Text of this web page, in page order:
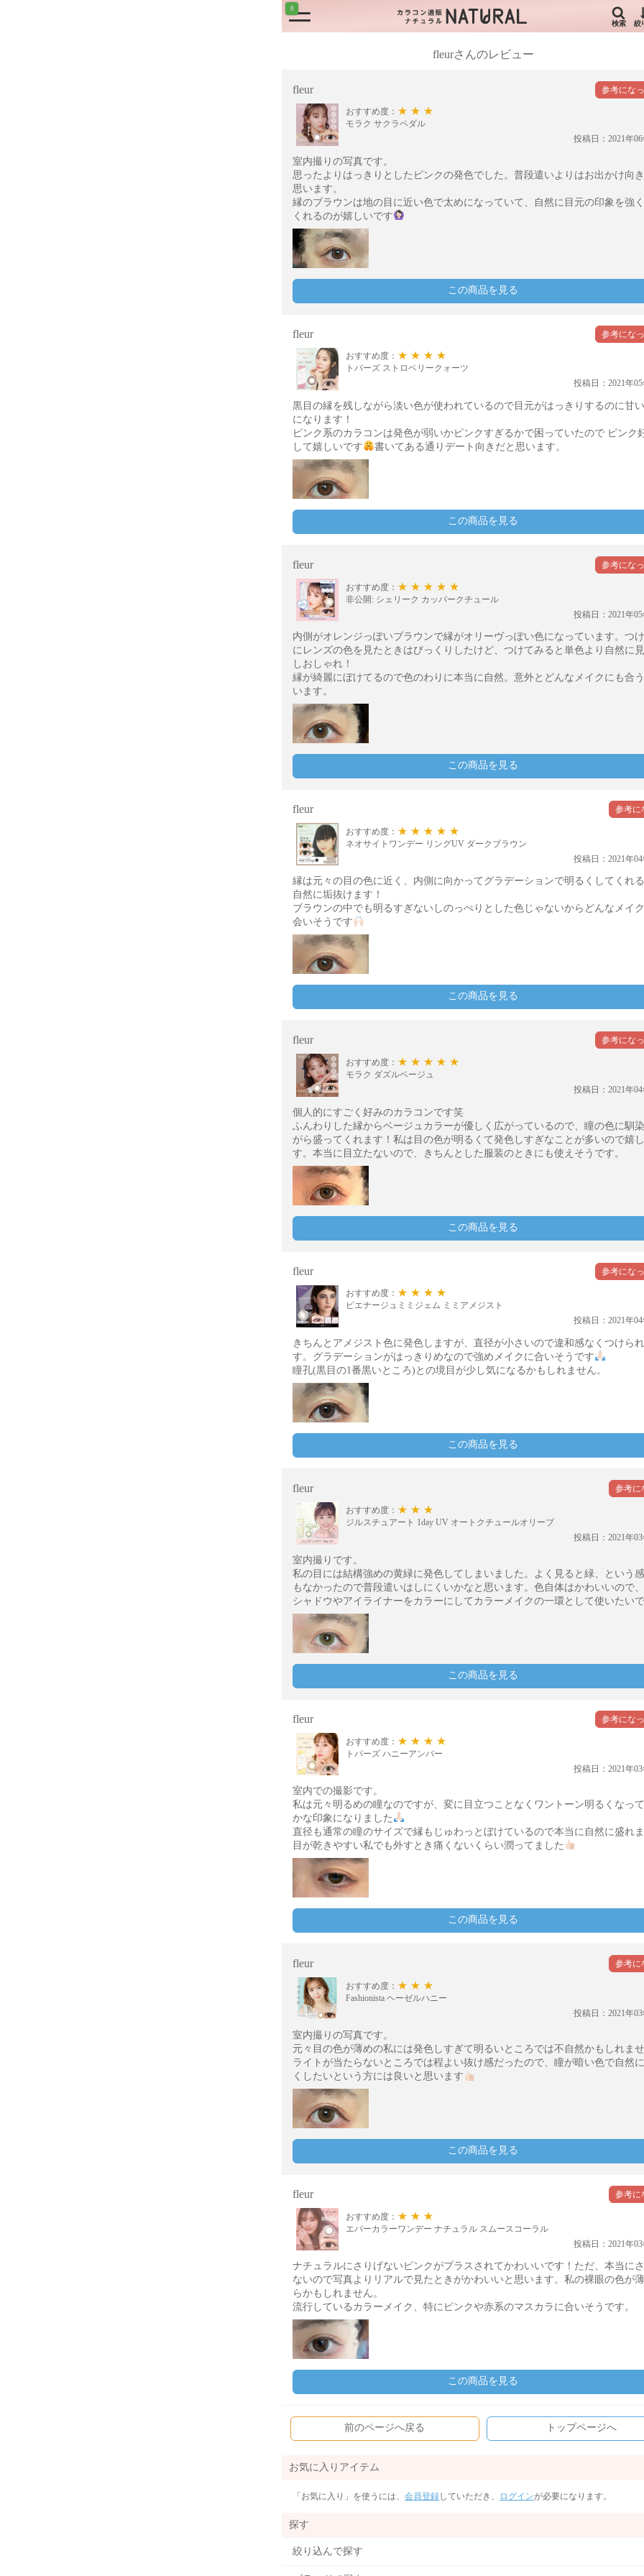
検索 絞
8
fleurさんのレビュー
fleur
おすすめ度： ★★★
モラク サクラペダル
投稿日：2021年06
室内撮りの写真です。
思ったよりはっきりとしたピンクの発色でした。普段遣いよりはお出かけ向
思います。
縁のブラウンは地の目に近い色で太めになっていて、自然に目元の印象を強
くれるのが嬉しいです
この商品を見る
fleur
おすすめ度： ★★★★
トパーズ ストロベリークォーツ
投稿日：2021年05
黒目の縁を残しながら淡い色が使われているので目元がはっきりするのに甘
になります！
ピンク系のカラコンは発色が弱いかピンクすぎるかで困っていたので ピンク
して嬉しいです
書いてある通りデート向きだと思います。
この商品を見る
fleur
おすすめ度： ★★★★★
非公開: シェリーク カッパークチュール
投稿日：2021年05
内側がオレンジっぽいブラウンで縁がオリーヴっぽい色になっています。つ
にレンズの色を見たときはびっくりしたけど、つけてみると単色より自然に
しおしゃれ！
縁が綺麗にぼけてるので色のわりに本当に自然。意外とどんなメイクにも合
います。
この商品を見る
fleur
おすすめ度： ★★★★★
ネオサイトワンデー リングUV ダークブラウン
投稿日：2021年04
縁は元々の目の色に近く、内側に向かってグラデーションで明るくしてくれ
自然に垢抜けます！
ブラウンの中でも明るすぎないしのっぺりとした色じゃないからどんなメイ
会いそうです
この商品を見る
fleur
おすすめ度： ★★★★★
モラク ダズルベージュ
投稿日：2021年04
個人的にすごく好みのカラコンです笑
ふんわりした縁からベージュカラーが優しく広がっているので、瞳の色に馴
がら盛ってくれます！私は目の色が明るくて発色しすぎなことが多いので嬉
す。本当に目立たないので、きちんとした服装のときにも使えそうです。
この商品を見る
fleur
おすすめ度： ★★★★
ピエナージュミミジェム ミミアメジスト
投稿日：2021年04
きちんとアメジスト色に発色しますが、直径が小さいので違和感なくつけら
す。グラデーションがはっきりめなので強めメイクに合いそうです
瞳孔(黒目の1番黒いところ)との境目が少し気になるかもしれません。
この商品を見る
fleur
おすすめ度： ★★★
ジルスチュアート 1day UV オートクチュールオリーブ
投稿日：2021年03
室内撮りです。
私の目には結構強めの黄緑に発色してしまいました。よく見ると緑、という
もなかったので普段遣いはしにくいかなと思います。色自体はかわいいので
シャドウやアイライナーをカラーにしてカラーメイクの一環として使いたいで
この商品を見る
fleur
おすすめ度： ★★★★
トパーズ ハニーアンバー
投稿日：2021年03
室内での撮影です。
私は元々明るめの瞳なのですが、変に目立つことなくワントーン明るくなっ
かな印象になりました
直径も通常の瞳のサイズで縁もじゅわっとぼけているので本当に自然に盛れま
目が乾きやすい私でも外すとき痛くないくらい潤ってました
この商品を見る
fleur
おすすめ度： ★★★
Fashionista ヘーゼルハニー
投稿日：2021年03
室内撮りの写真です。
元々目の色が薄めの私には発色しすぎて明るいところでは不自然かもしれませ
ライトが当たらないところでは程よい抜け感だったので、瞳が暗い色で自然
くしたいという方には良いと思います
この商品を見る
fleur
おすすめ度： ★★★
エバーカラーワンデー ナチュラル スムースコーラル
投稿日：2021年03
ナチュラルにさりげないピンクがプラスされてかわいいです！ただ、本当に
ないので写真よりリアルで見たときがかわいいと思います。私の裸眼の色が
らかもしれません。
流行しているカラーメイク、特にピンクや赤系のマスカラに合いそうです。
この商品を見る
前のページへ戻る トップページへ
お気に入りアイテム
「お気に入り」を使うには、 会員登録していただき、 ログインが必要になります。
探す
絞り込んで探す